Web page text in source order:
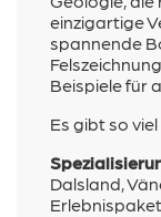
einzigartige
spannende
Beispiele für
Es gibt so
Dalsland,